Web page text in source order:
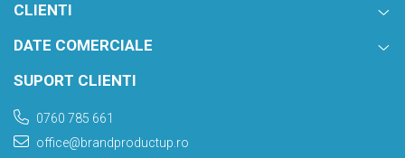
CLIENTI
DATE COMERCIALE
SUPORT CLIENTI
0760 785 661
office@brandproductup.ro